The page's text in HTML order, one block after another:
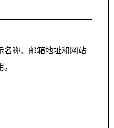
名称、邮箱地址和网站